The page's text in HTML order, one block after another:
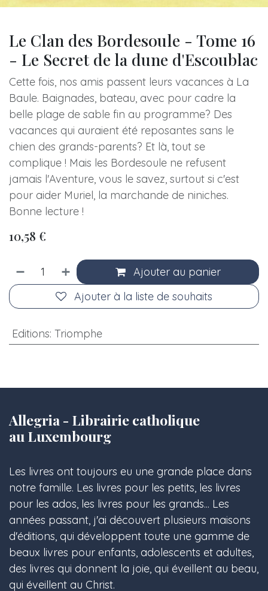
Le Clan des Bordesoule - Tome 16
- Le Secret de la dune d'Escoublac
Cette fois, nos amis passent leurs vacances à La
Baule. Baignades, bateau, avec pour cadre la
belle plage de sable fin au programme? Des
vacances qui auraient été reposantes sans le
chien des grands-parents? Et là, tout se
complique ! Mais les Bordesoule ne refusent
jamais l'Aventure, vous le savez, surtout si c'est
pour aider Muriel, la marchande de niniches.
Bonne lecture !
10,58 €
Ajouter au panier
Ajouter à la liste de souhaits
Editions: Triomphe
Allegria - Librairie catholique
au Luxembourg
Les livres ont toujours eu une grande place dans
notre famille. Les livres pour les petits, les livres
pour les ados, les livres pour les grands... Les
années passant, j'ai découvert plusieurs maisons
d'éditions, qui développent toute une gamme de
beaux livres pour enfants, adolescents et adultes,
des livres qui donnent la joie, qui éveillent au beau,
qui éveillent au Christ.